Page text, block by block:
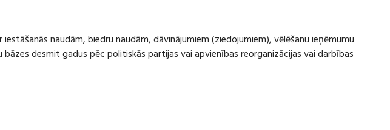
naudām, biedru naudām, dāvinājumiem (ziedojumiem), vēlēšanu ieņēmumu
desmit gadus pēc politiskās partijas vai apvienības reorganizācijas vai darbības